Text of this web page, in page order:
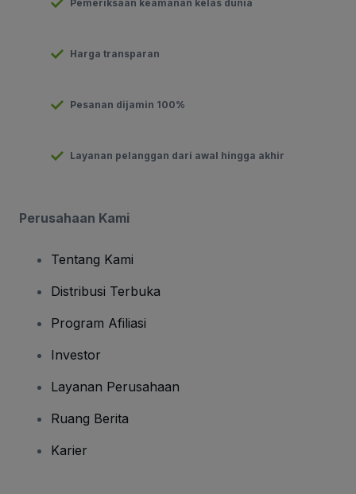
Pemeriksaan keamanan kelas dunia
Harga transparan
Pesanan dijamin 100%
Layanan pelanggan dari awal hingga akhir
Perusahaan Kami
Tentang Kami
Distribusi Terbuka
Program Afiliasi
Investor
Layanan Perusahaan
Ruang Berita
Karier